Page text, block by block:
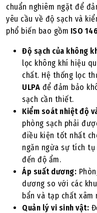
chuẩn nghiêm ngặt để
yêu cầu về độ sạch và
phổ biến bao gồm ISO
Độ sạch của không
lọc không khí hiệu
chất. Hệ thống lọc
ULPA để đảm bảo
sạch cần thiết.
Kiểm soát nhiệt độ
phòng sạch phải
điều kiện tốt nhất
ngăn ngừa sự tích
đến độ ẩm.
Áp suất dương:
dương so với các
bẩn và tạp chất xâm
Quản lý vi sinh vật: